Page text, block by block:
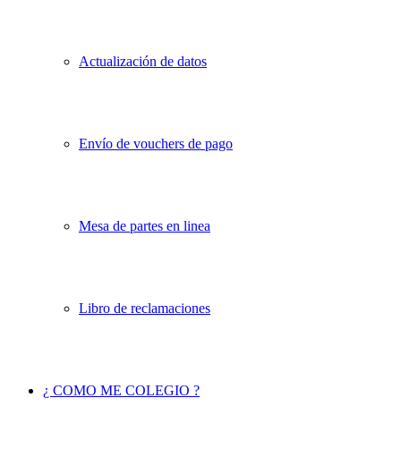
Actualización de datos
Envío de vouchers de pago
Mesa de partes en linea
Libro de reclamaciones
¿ COMO ME COLEGIO ?